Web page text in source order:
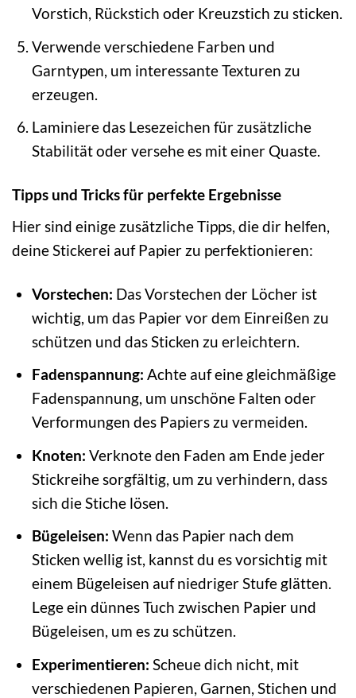
Vorstich, Rückstich oder Kreuzstich zu sticken.
Verwende verschiedene Farben und
Garntypen, um interessante Texturen zu
erzeugen.
Laminiere das Lesezeichen für zusätzliche
Stabilität oder versehe es mit einer Quaste.
Tipps und Tricks für perfekte Ergebnisse
Hier sind einige zusätzliche Tipps, die dir helfen,
deine Stickerei auf Papier zu perfektionieren:
Vorstechen: Das Vorstechen der Löcher ist
wichtig, um das Papier vor dem Einreißen zu
schützen und das Sticken zu erleichtern.
Fadenspannung: Achte auf eine gleichmäßige
Fadenspannung, um unschöne Falten oder
Verformungen des Papiers zu vermeiden.
Knoten: Verknote den Faden am Ende jeder
Stickreihe sorgfältig, um zu verhindern, dass
sich die Stiche lösen.
Bügeleisen: Wenn das Papier nach dem
Sticken wellig ist, kannst du es vorsichtig mit
einem Bügeleisen auf niedriger Stufe glätten.
Lege ein dünnes Tuch zwischen Papier und
Bügeleisen, um es zu schützen.
Experimentieren: Scheue dich nicht, mit
verschiedenen Papieren, Garnen, Stichen und